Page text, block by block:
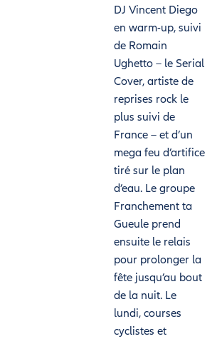
DJ Vincent Diego
en warm-up, suivi
de Romain
Ughetto – le Serial
Cover, artiste de
reprises rock le
plus suivi de
France – et d’un
mega feu d’artifice
tiré sur le plan
d’eau. Le groupe
Franchement ta
Gueule prend
ensuite le relais
pour prolonger la
fête jusqu’au bout
de la nuit. Le
lundi, courses
cyclistes et